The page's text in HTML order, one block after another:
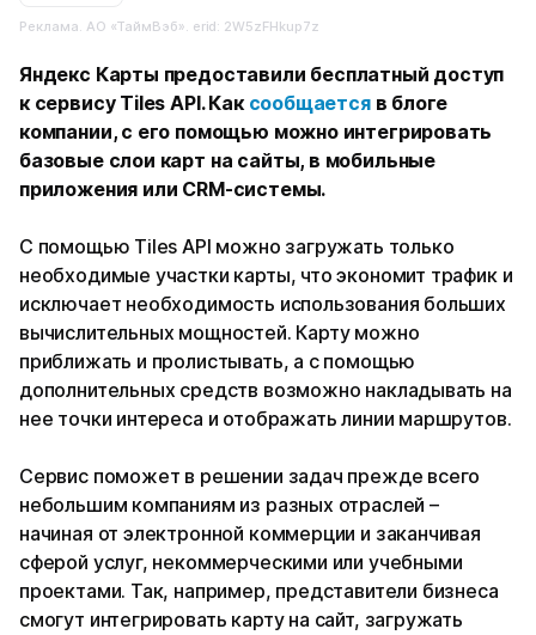
Реклама. АО «ТаймВэб». erid: 2W5zFHkup7z
Яндекс Карты предоставили бесплатный доступ
к сервису Tiles API. Как сообщаетсяв блоге
компании, с его помощью можно интегрировать
базовые слои карт на сайты, в мобильные
приложения или CRM-системы.
С помощью Tiles API можно загружать только
необходимые участки карты, что экономит трафик и
исключает необходимость использования больших
вычислительных мощностей. Карту можно
приближать и пролистывать, а с помощью
дополнительных средств возможно накладывать на
нее точки интереса и отображать линии маршрутов.
Сервис поможет в решении задач прежде всего
небольшим компаниям из разных отраслей –
начиная от электронной коммерции и заканчивая
сферой услуг, некоммерческими или учебными
проектами. Так, например, представители бизнеса
смогут интегрировать карту на сайт, загружать